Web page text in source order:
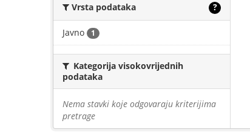
Vrsta podataka ?
Javno 1
Kategorija visokovrijednih
podataka
Nema stavki koje odgovaraju kriterijima
pretrage